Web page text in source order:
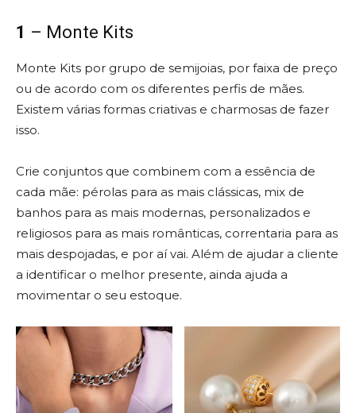
1 – Monte Kits
Monte Kits por grupo de semijoias, por faixa de preço
ou de acordo com os diferentes perfis de mães.
Existem várias formas criativas e charmosas de fazer
isso.
Crie conjuntos que combinem com a essência de
cada mãe: pérolas para as mais clássicas, mix de
banhos para as mais modernas, personalizados e
religiosos para as mais românticas, correntaria para as
mais despojadas, e por aí vai. Além de ajudar a cliente
a identificar o melhor presente, ainda ajuda a
movimentar o seu estoque.